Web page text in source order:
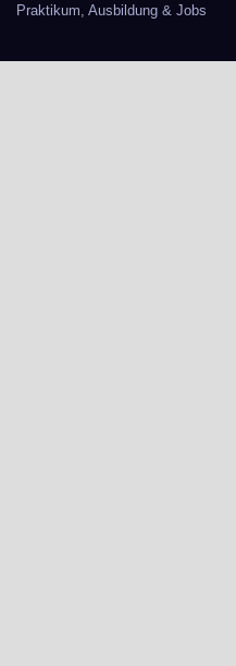
Praktikum, Ausbildung & Jobs